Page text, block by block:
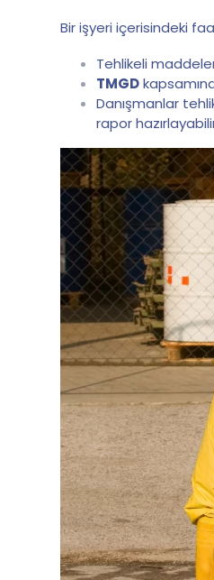
Bir işyeri içerisindeki
Tehlikeli
TMGD
Danışmanlar
rapor